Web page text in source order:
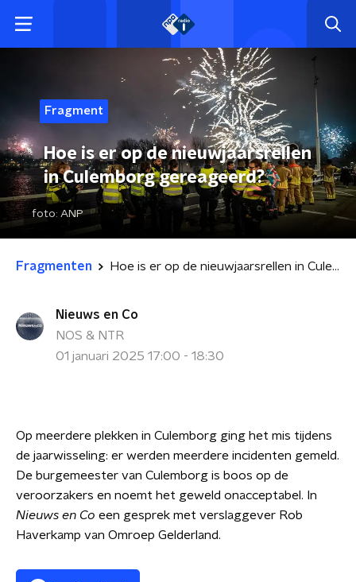
Fragment
Hoe is er op de nieuwjaarsrellen
in Culemborg gereageerd?
foto: ANP
Fragmenten Hoe is er op de nieuwjaarsrellen in Culemborg gereageerd?
Nieuws en Co
NOS & NTR
01 januari 2025 17:00 - 18:30
Op meerdere plekken in Culemborg ging het mis tijdens
de jaarwisseling: er werden meerdere incidenten gemeld.
De burgemeester van Culemborg is boos op de
veroorzakers en noemt het geweld onacceptabel. In
Nieuws en Co een gesprek met verslaggever Rob
Haverkamp van Omroep Gelderland.